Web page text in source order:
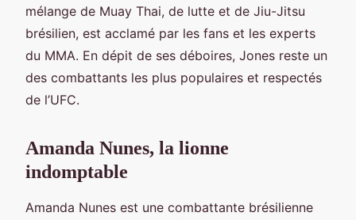
mélange de Muay Thai, de lutte et de Jiu-Jitsu
brésilien, est acclamé par les fans et les experts
du MMA. En dépit de ses déboires, Jones reste un
des combattants les plus populaires et respectés
de l’UFC.
Amanda Nunes, la lionne
indomptable
Amanda Nunes est une combattante brésilienne